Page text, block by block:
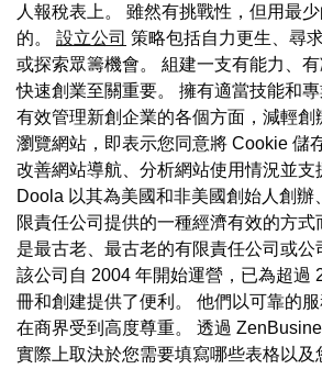
人報稅表上。 雖然有挑戰性，但用最
的。 設立公司 策略包括自力更生、尋
或探索眾籌機會。 組建一支有能力、
快速創業至關重要。 擁有適當技能和
有效管理新創企業的各個方面，減輕創
瀏覽網站，即表示您同意將 Cookie 儲
改善網站導航、分析網站使用情況並支
Doola 以其為美國和非美國創始人創辦
限責任公司提供的一種經濟有效的方
是最古老、最古老的有限責任公司或公
該公司自 2004 年開始運營，已為超過
冊和創建提供了便利。 他們以可靠的
在商界受到高度尊重。 透過
實際上取決於您需要填寫哪些表格以及